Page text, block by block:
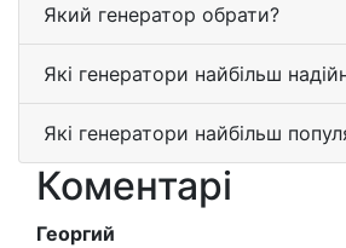
Який генератор обрати?
Які генератори найбільш
Які генератори найбільш
Коментарі
Георгий